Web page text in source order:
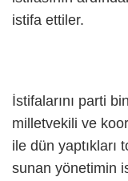
istifa ettiler.
İstifalarını parti
milletvekili ve
ile dün yaptıkları
sunan yönetimin